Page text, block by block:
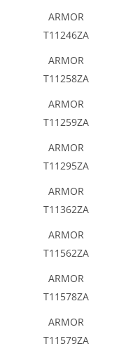
ARMOR
T11246ZA
ARMOR
T11258ZA
ARMOR
T11259ZA
ARMOR
T11295ZA
ARMOR
T11362ZA
ARMOR
T11562ZA
ARMOR
T11578ZA
ARMOR
T11579ZA